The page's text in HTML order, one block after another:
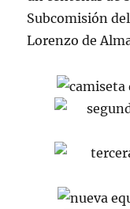
Subcomisión
Lorenzo de